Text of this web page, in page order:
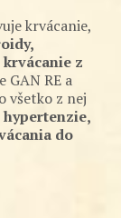
krvácanie,
z
GAN RE a
všetko z nej
hypertenzie,
do